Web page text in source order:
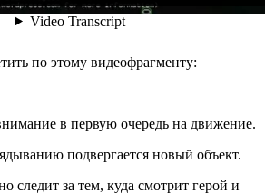
по этому видеофрагменту:
в первую очередь на движение.
подвергается новый объект.
следит за тем, куда смотрит герой и